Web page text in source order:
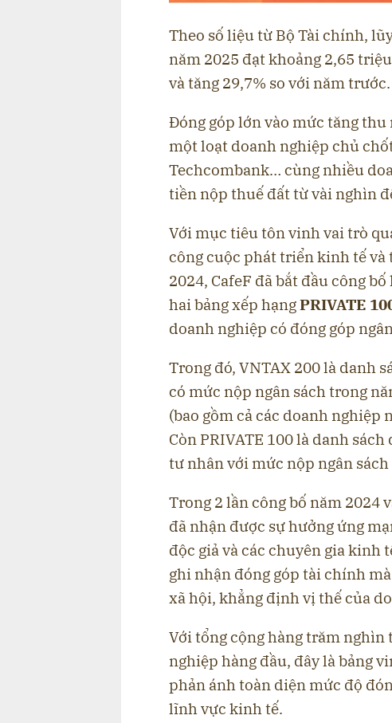
Theo số liệu từ Bộ Tài chính,
năm 2025 đạt khoảng 2,65
và tăng 29,7% so với năm trước.
Đóng góp lớn vào mức tăng thu
một loạt doanh nghiệp chủ
Techcombank… cùng nhiều
tiền nộp thuế đất từ vài nghìn
Với mục tiêu tôn vinh vai trò
công cuộc phát triển kinh tế
2024, CafeF đã bắt đầu công
hai bảng xếp hạngPRIVATE
doanh nghiệp có đóng góp
Trong đó, VNTAX 200 là danh
có mức nộp ngân sách trong
(bao gồm cả các doanh nghiệp
Còn PRIVATE 100 là danh
tư nhân với mức nộp ngân
Trong 2 lần công bố năm 2024
đã nhận được sự hưởng ứng
độc giả và các chuyên gia kinh
ghi nhận đóng góp tài chính
xã hội, khẳng định vị thế của
Với tổng cộng hàng trăm nghìn
nghiệp hàng đầu, đây là bảng
phản ánh toàn diện mức độ
lĩnh vực kinh tế.